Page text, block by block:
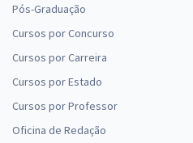
Pós-Graduação
Cursos por Concurso
Cursos por Carreira
Cursos por Estado
Cursos por Professor
Oficina de Redação